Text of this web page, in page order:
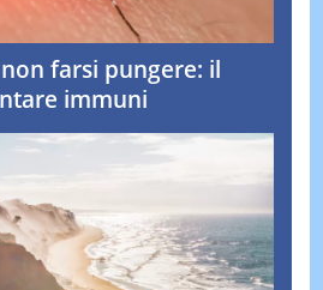
farsi pungere: il
immuni